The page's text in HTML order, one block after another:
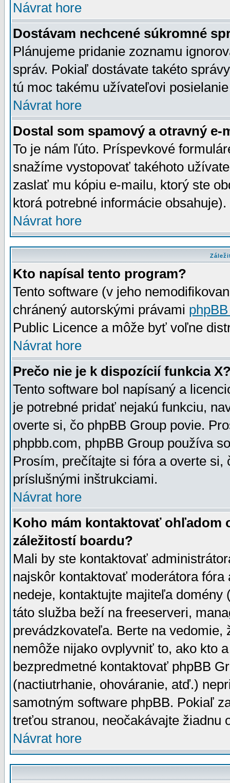
Návrat hore
Dostávam nechcené súkromné
Plánujeme pridanie zoznamu
správ. Pokiaľ dostávate takéto
tú moc takému užívateľovi
Návrat hore
Dostal som spamový a otravný e-
To je nám ľúto. Príspevkové
snažíme vystopovať takéhoto
zaslať mu kópiu e-mailu, ktorý ste
ktorá potrebné informácie
Návrat hore
Kto napísal tento program?
Tento software (v jeho
chránený autorskými právami
Public Licence a môže byť voľne
Návrat hore
Prečo nie je k dispozícií funkcia
Tento software bol napísaný a
je potrebné pridať nejakú funkciu,
overte si, čo phpBB Group povie.
phpbb.com, phpBB Group používa
Prosím, prečítajte si fóra a overte
príslušnými inštrukciami.
Návrat hore
Koho mám kontaktovať ohľadom
záležitostí boardu?
Mali by ste kontaktovať
najskôr kontaktovať moderátora
nedeje, kontaktujte majiteľa
táto služba beží na freeserveri,
prevádzkovateľa. Berte na vedomie,
nemôže nijako ovplyvniť to, ako kto
bezpredmetné kontaktovať phpBB
(nactiutrhanie, ohováranie, atď.)
samotným software phpBB. Pokiaľ
treťou stranou, neočakávajte žiadnu
Návrat hore